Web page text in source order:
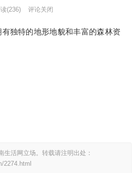
(236) 评论关闭
独特的地形地貌和丰富的森林资
生活网立场。转载请注明出处：
2274.html